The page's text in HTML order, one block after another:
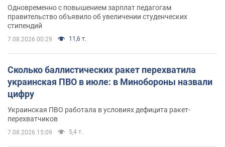
Одновременно с повышением зарплат педагогам
правительство объявило об увеличении студенческих
стипендий
7.08.2026 00:29 11,6 т.
Сколько баллистических ракет перехватила
украинская ПВО в июле: в Минобороны назвали
цифру
Украинская ПВО работала в условиях дефицита ракет-
перехватчиков
7.08.2026 15:09 5,4 т.